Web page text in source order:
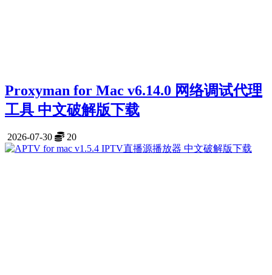
Proxyman for Mac v6.14.0 网络调试代理
工具 中文破解版下载
2026-07-30 20